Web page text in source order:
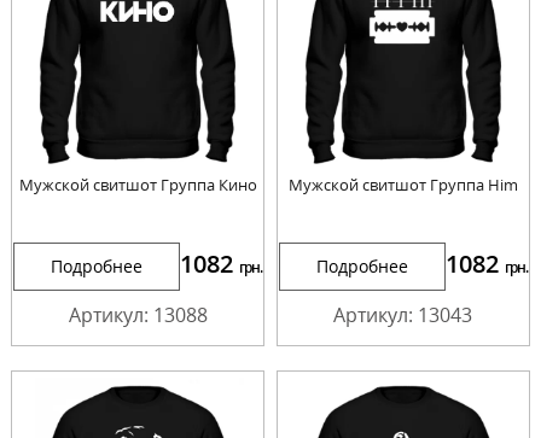
Мужской свитшот Группа Кино
Подробнее 1082 грн.
Артикул: 13088
Мужской свитшот Группа Him
Подробнее 1082 грн.
Артикул: 13043